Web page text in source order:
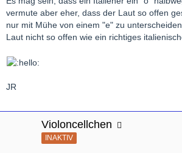
vermute aber eher, dass der Laut so offen
nur mit Mühe von einem "e" zu
Laut nicht so offen wie ein richtiges
JR
Violoncellchen
INAKTIV